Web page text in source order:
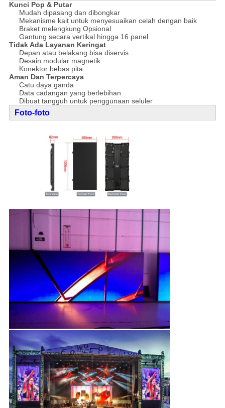
Kunci Pop & Putar
Mudah dipasang dan dibongkar
Mekanisme kait untuk menyesuaikan celah dengan baik
Braket melengkung Opsional
Gantung secara vertikal hingga 16 panel
Tidak Ada Layanan Keringat
Depan atau belakang bisa diservis
Desain modular magnetik
Konektor bebas pita
Aman Dan Terpercaya
Catu daya ganda
Data cadangan yang berlebihan
Dibuat tangguh untuk penggunaan seluler
Foto-foto